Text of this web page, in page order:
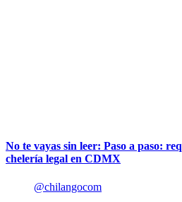
No te vayas sin leer: Paso a paso:
chelería legal en CDMX
@chilangocom